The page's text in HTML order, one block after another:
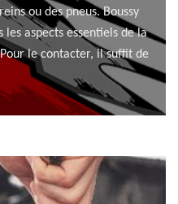
ou des pneus. Boussy
aspects essentiels de la
le contacter, il suffit de